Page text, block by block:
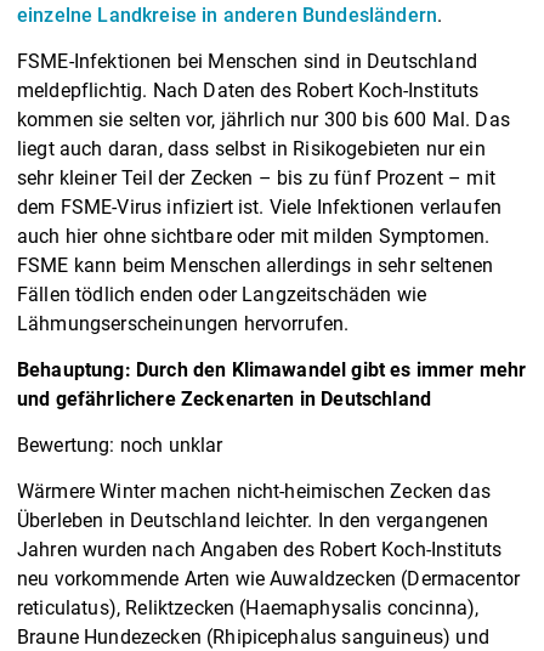
einzelne Landkreise in anderen Bundesländern.
FSME-Infektionen bei Menschen sind in Deutschland
meldepflichtig. Nach Daten des Robert Koch-Instituts
kommen sie selten vor, jährlich nur 300 bis 600 Mal. Das
liegt auch daran, dass selbst in Risikogebieten nur ein
sehr kleiner Teil der Zecken – bis zu fünf Prozent – mit
dem FSME-Virus infiziert ist. Viele Infektionen verlaufen
auch hier ohne sichtbare oder mit milden Symptomen.
FSME kann beim Menschen allerdings in sehr seltenen
Fällen tödlich enden oder Langzeitschäden wie
Lähmungserscheinungen hervorrufen.
Behauptung: Durch den Klimawandel gibt es immer mehr
und gefährlichere Zeckenarten in Deutschland
Bewertung: noch unklar
Wärmere Winter machen nicht-heimischen Zecken das
Überleben in Deutschland leichter. In den vergangenen
Jahren wurden nach Angaben des Robert Koch-Instituts
neu vorkommende Arten wie Auwaldzecken (Dermacentor
reticulatus), Reliktzecken (Haemaphysalis concinna),
Braune Hundezecken (Rhipicephalus sanguineus) und